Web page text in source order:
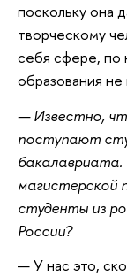
поскольку она
творческому
себя сфере, по
образования не
— Известно,
поступают
магистерской
студенты из
России?
— У нас это,